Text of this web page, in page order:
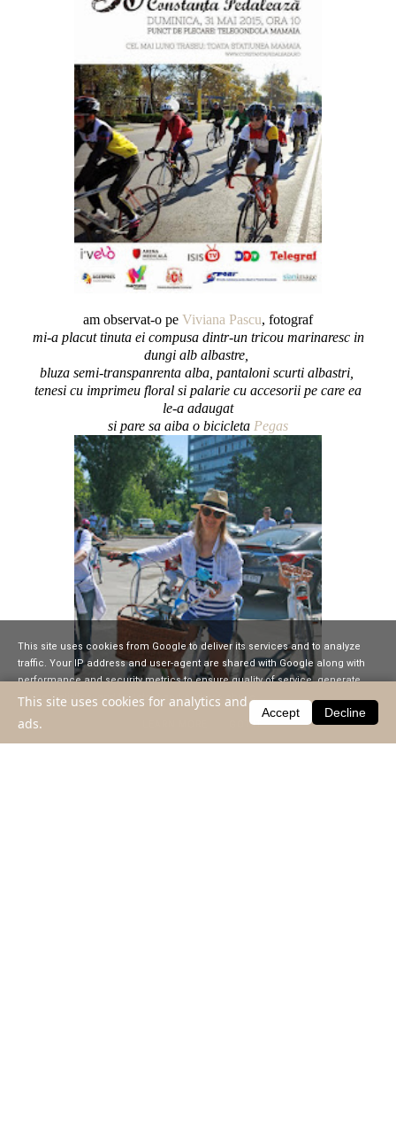
This site uses cookies for analytics and
ads.
Accept Decline
am observat-o pe Viviana Pascu, fotograf
mi-a placut tinuta ei compusa dintr-un tricou marinaresc in
dungi alb albastre,
bluza semi-transpanrenta alba, pantaloni scurti albastri,
tenesi cu imprimeu floral si palarie cu accesorii pe care ea
le-a adaugat
si pare sa aiba o bicicleta Pegas
This site uses cookies from Google to deliver its services and to analyze
traffic. Your IP address and user-agent are shared with Google along with
performance and security metrics to ensure quality of service, generate
usage statistics, and to detect and address abuse.
GOT IT